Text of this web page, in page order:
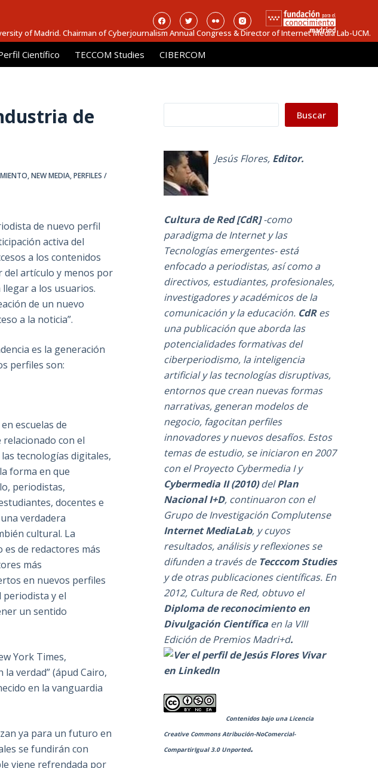
of Madrid. Chairman of Cyberjournalism Annual Congress & Director of Internet Media Lab-UCM.
Científico TECCOM Studies CIBERCOM
de
,NEW MEDIA,PERFILES /
de nuevo perfil
activa del
a los contenidos
del artículo y menos por
a los usuarios.
de un nuevo
a la noticia”.
es la generación
perfiles son:
escuelas de
con el
tecnologías digitales,
forma en que
periodistas,
docentes e
verdadera
cultural. La
de redactores más
más
en nuevos perfiles
periodista y el
un sentido
York Times,
verdad” (ápud Cairo,
en la vanguardia
ya para un futuro en
se fundirán con
viene refrendada por
Buscar
Jesús Flores, Editor.
Cultura de Red [CdR]-como
paradigma de Internet y las
Tecnologías emergentes-está
enfocado a periodistas, así como a
directivos, estudiantes, profesionales,
investigadores y académicos de la
comunicación y la educación. CdRes
una publicación que aborda las
potencialidades formativas del
ciberperiodismo, la inteligencia
artificial y las tecnologías disruptivas,
entornos que crean nuevas formas
narrativas, generan modelos de
negocio, fagocitan perfiles
innovadores y nuevos desafíos. Estos
temas de estudio, se iniciaron en 2007
con el Proyecto Cybermedia I y
Cybermedia II (2010) delPlan
Nacional I+D, continuaron con el
Grupo de Investigación Complutense
Internet MediaLab, y cuyos
resultados, análisis y reflexiones se
difunden a través de Tecccom Studies
y de otras publicaciones científicas. En
2012, Cultura de Red, obtuvo el
Diploma de reconocimiento en
Divulgación Científica en la VIII
Edición de Premios Madri+d.
Contenidos bajo una Licencia
Creative Commons Atribución-NoComercial-
CompartirIgual 3.0 Unported.